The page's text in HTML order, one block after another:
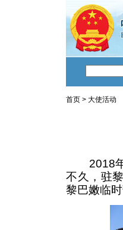
首页 > 大使活动
2018年5
不久，驻
黎巴嫩临